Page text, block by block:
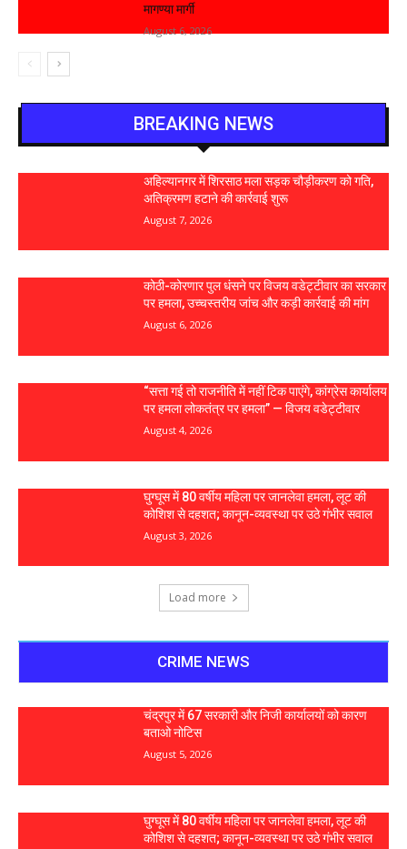
मागण्या मार्गी
August 6, 2026
BREAKING NEWS
अहिल्यानगर में शिरसाठ मला सड़क चौड़ीकरण को गति,
अतिक्रमण हटाने की कार्रवाई शुरू
August 7, 2026
कोठी-कोरणार पुल धंसने पर विजय वडेट्टीवार का सरकार
पर हमला, उच्चस्तरीय जांच और कड़ी कार्रवाई की मांग
August 6, 2026
“सत्ता गई तो राजनीति में नहीं टिक पाएंगे, कांग्रेस कार्यालय
पर हमला लोकतंत्र पर हमला” — विजय वडेट्टीवार
August 4, 2026
घुग्घूस में 80 वर्षीय महिला पर जानलेवा हमला, लूट की
कोशिश से दहशत; कानून-व्यवस्था पर उठे गंभीर सवाल
August 3, 2026
Load more
CRIME NEWS
चंद्रपुर में 67 सरकारी और निजी कार्यालयों को कारण
बताओ नोटिस
August 5, 2026
घुग्घूस में 80 वर्षीय महिला पर जानलेवा हमला, लूट की
कोशिश से दहशत; कानून-व्यवस्था पर उठे गंभीर सवाल